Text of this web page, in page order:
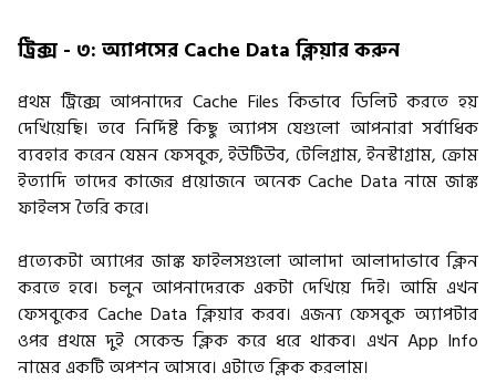
ট্রিক্স - ৩: অ্যাপসের Cache Data ক্লিয়ার করুন
প্রথম ট্রিক্সে আপনাদের Cache Files কিভাবে ডিলিট করতে হয়
দেখিয়েছি। তবে নির্দিষ্ট কিছু অ্যাপস যেগুলো আপনারা সর্বাধিক
ব্যবহার করেন যেমন ফেসবুক, ইউটিউব, টেলিগ্রাম, ইনস্টাগ্রাম, ক্রোম
ইত্যাদি তাদের কাজের প্রয়োজনে অনেক Cache Data নামে জাঙ্ক
ফাইলস তৈরি করে।
প্রত্যেকটা অ্যাপের জাঙ্ক ফাইলসগুলো আলাদা আলাদাভাবে ক্লিন
করতে হবে। চলুন আপনাদেরকে একটা দেখিয়ে দিই। আমি এখন
ফেসবুকের Cache Data ক্লিয়ার করব। এজন্য ফেসবুক অ্যাপটার
ওপর প্রথমে দুই সেকেন্ড ক্লিক করে ধরে থাকব। এখন App Info
নামের একটি অপশন আসবে। এটাতে ক্লিক করলাম।